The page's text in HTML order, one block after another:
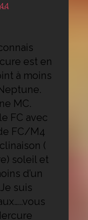
est en
à moins
MC.
FC avec
FC/M4
(
soleil et
d’un
suis